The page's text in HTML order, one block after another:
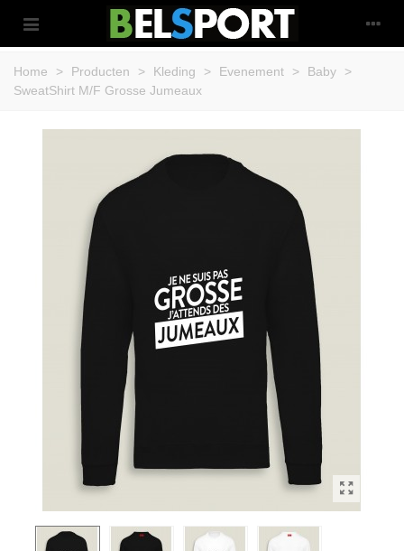
Home > Producten > Kleding > Evenement > Baby
>
SweatShirt M/F Grosse Jumeaux